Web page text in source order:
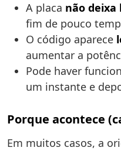
A placa não deixa
fim de pouco
O código aparece
aumentar a
Pode haver
um instante e
Porque acontece
Em muitos casos, a